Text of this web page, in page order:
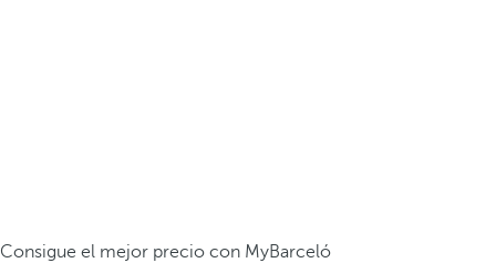
Consigue el mejor precio con MyBarceló